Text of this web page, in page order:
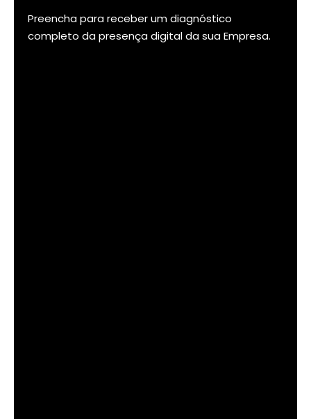
Preencha para receber um diagnóstico
completo da presença digital da sua Empresa.